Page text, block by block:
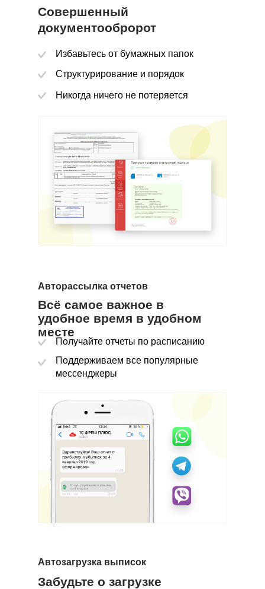
Управляйте всем в одном окне
Отслеживание налоговых выплат
Проверяйте контрагентов
Получайте поддержку
Совершенный
документообророт
Юридически значимый электронный документооборот
вашего предприятия
Подписывайте договоры и акты из любого места где бы
вы ни находились
Ничего никогда не потеряется
Избавьтесь от бумажных папок
Структурирование и порядок
Никогда ничего не потеряется
Получайте отчеты по расписанию
Поддерживаем все популярные
мессенджеры
Авторассылка отчетов
Всё самое важное в
удобное время в удобном
месте
Автозагрузка выписок
Забудьте о загрузке